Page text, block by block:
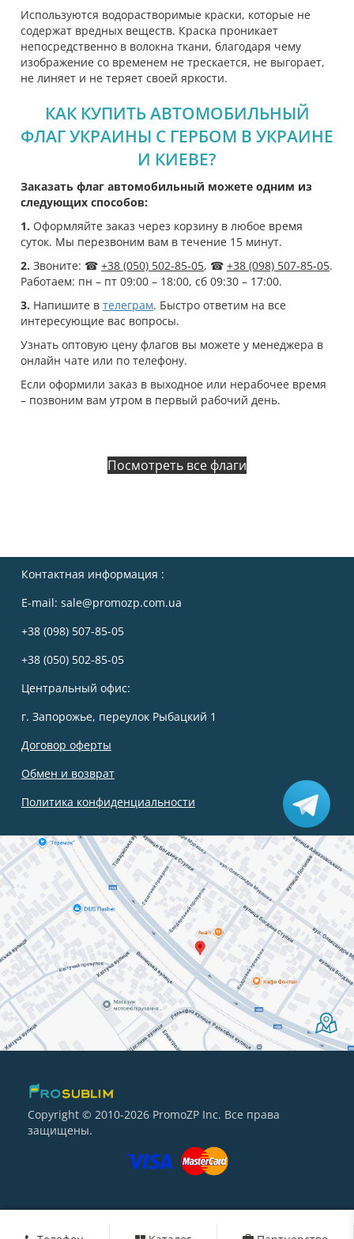
Используются водорастворимые краски, которые не
содержат вредных веществ. Краска проникает
непосредственно в волокна ткани, благодаря чему
изображение со временем не трескается, не выгорает,
не линяет и не теряет своей яркости.
КАК КУПИТЬ АВТОМОБИЛЬНЫЙ
ФЛАГ УКРАИНЫ С ГЕРБОМ В УКРАИНЕ
И КИЕВЕ?
Заказать флаг автомобильный можете одним из
следующих способов:
1. Оформляйте заказ через корзину в любое время
суток. Мы перезвоним вам в течение 15 минут.
2. Звоните: ☎ +38 (050) 502-85-05, ☎ +38 (098) 507-85-05.
Работаем: пн – пт 09:00 – 18:00, сб 09:30 – 17:00.
3. Напишите в телеграм. Быстро ответим на все
интересующие вас вопросы.
Узнать оптовую цену флагов вы можете у менеджера в
онлайн чате или по телефону.
Если оформили заказ в выходное или нерабочее время
– позвоним вам утром в первый рабочий день.
Посмотреть все флаги
Контактная информация :
E-mail: sale@promozp.com.ua
+38 (098) 507-85-05
+38 (050) 502-85-05
Центральный офис:
г. Запорожье, переулок Рыбацкий 1
Договор оферты
Обмен и возврат
Политика конфиденциальности
Copyright © 2010-2026 PromoZP Inc. Все права
защищены.